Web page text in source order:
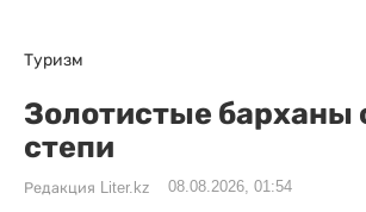
Туризм
Золотистые барханы
степи
Редакция Liter.kz 08.08.2026, 01:54